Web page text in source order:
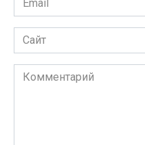
*
Сайт
Комментарий